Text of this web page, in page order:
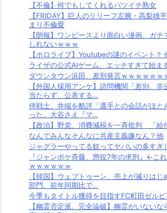
【不倫】何でもしてくれるバツイチ熟女
【FRIDAY】巨人のリリーフ左腕・高梨雄
まり不倫愛
【朗報】ワンピースより面白い漫画、ガ
しれないｗｗｗ
【ホロライブ】Youtubeの謎のイベント？
ライザの公式AIゲーム、エッチすぎて始
ダウンタウン浜田、差別発言ｗｗｗｗｗｗ
【外国人採用アンケ】諮問機関「差別、
当たらず、公表する...
侍戦士、井端を酷評「選手との会話がほと
った。大谷さえ『マ...
【政治】野党、消費減税を一斉批判 「給
なんでみんなそんなに共産主義嫌なん？他
ジャグラーやってる奴ってヤバいの多すぎ
『ジャンポケ斉藤、懲役7年の求刑』←こ
ｗｗｗｗｗｗ
【韓国】ウェブトゥーン、売上が減りは
部門、前年同期比で...
今季もタイトル獲得を目指すFC町田ゼル
【幽霊否定派、完全論破】幽霊がいない